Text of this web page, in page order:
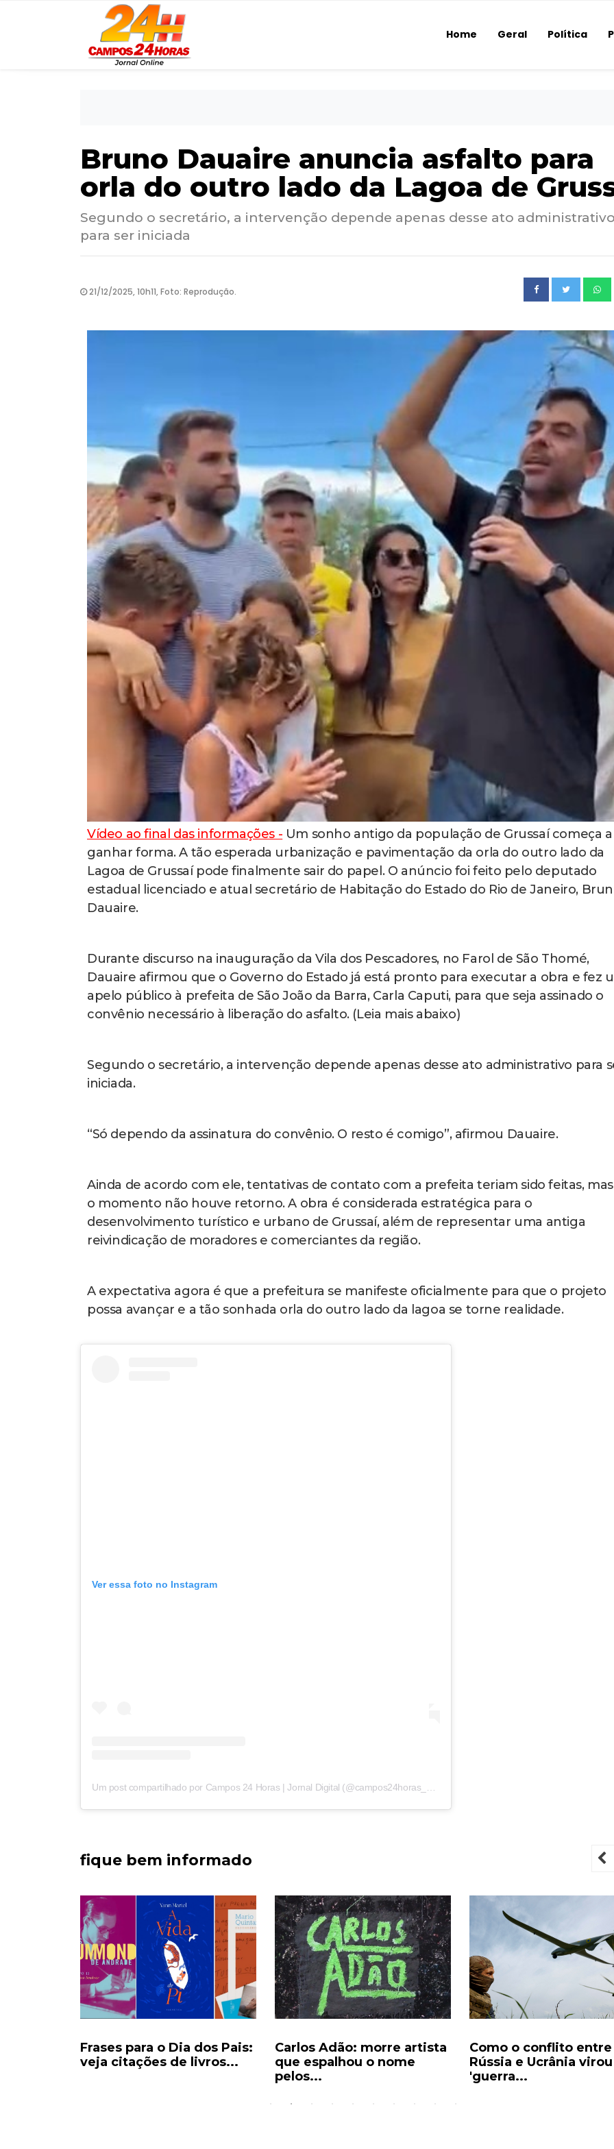
Home Geral Política
Bruno Dauaire anuncia asfalto para
orla do outro lado da Lagoa de
Segundo o secretário, a intervenção depende apenas desse ato
para ser iniciada
21/12/2025, 10h11, Foto: Reprodução.
Vídeo ao final das informações - Um sonho antigo da população de Grussaí começa a
ganhar forma. A tão esperada urbanização e pavimentação da orla do outro lado da
Lagoa de Grussaí pode finalmente sair do papel. O anúncio foi feito pelo deputado
estadual licenciado e atual secretário de Habitação do Estado do Rio de Janeiro,
Dauaire.
Durante discurso na inauguração da Vila dos Pescadores, no Farol de São Thomé,
Dauaire afirmou que o Governo do Estado já está pronto para executar a obra e fez
apelo público à prefeita de São João da Barra, Carla Caputi, para que seja assinado o
convênio necessário à liberação do asfalto. (Leia mais abaixo)
Segundo o secretário, a intervenção depende apenas desse ato administrativo para
iniciada.
“Só dependo da assinatura do convênio. O resto é comigo”, afirmou Dauaire.
Ainda de acordo com ele, tentativas de contato com a prefeita teriam sido feitas,
o momento não houve retorno. A obra é considerada estratégica para o
desenvolvimento turístico e urbano de Grussaí, além de representar uma antiga
reivindicação de moradores e comerciantes da região.
A expectativa agora é que a prefeitura se manifeste oficialmente para que o projeto
possa avançar e a tão sonhada orla do outro lado da lagoa se torne realidade.
Ver essa foto no Instagram
fique bem informado
Frases para o Dia dos Pais:
veja citações de livros...
Carlos Adão: morre artista
que espalhou o nome
pelos...
Como o conflito entre
Rússia e Ucrânia virou
'guerra...